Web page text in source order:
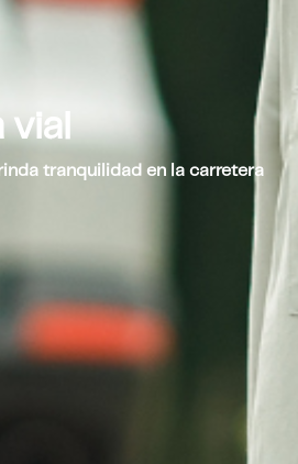
vial
tranquilidad en la carretera